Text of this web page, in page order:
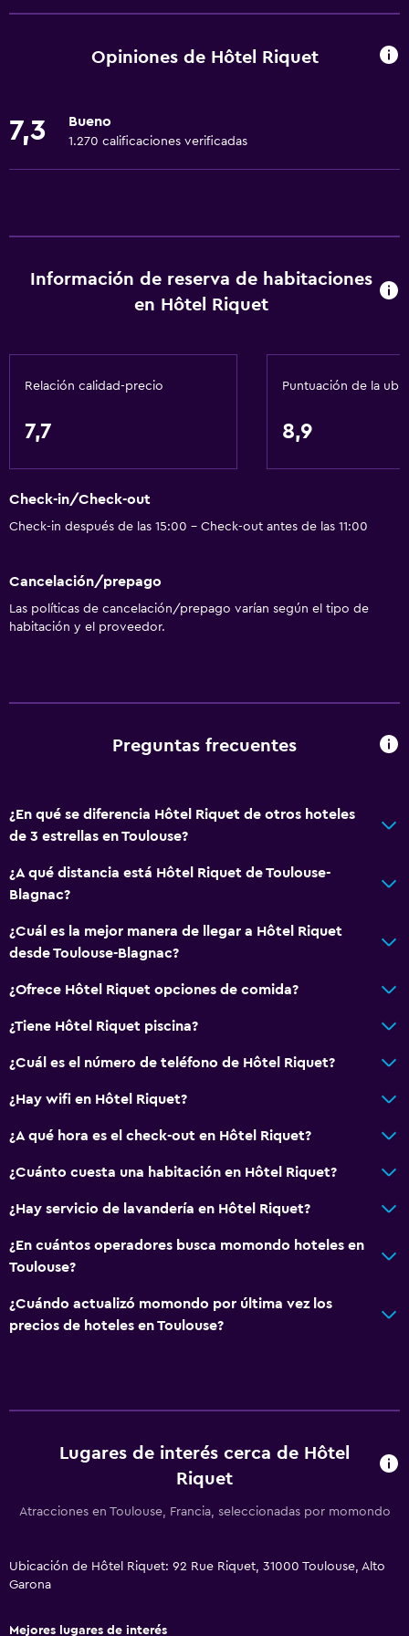
Wifi gratis
Extinguidor
Aire acondicionado
Toallas/ropa de cama (cargo adicional)
Servicios y facilidades
Instalaciones para reuniones
Servicio de habitaciones
Check-in/check-out privado
Recepción 24 horas
Ducha
Papel higiénico
Baño privado
Accesibilidad y adecuación
Ascensor
Ascensor disponible
Almohada hipoalergénica
General
Insonorización
Teléfono
Espacio de almacenamiento
Comedor
Desayuno en la habitación
TV
Habitación
Opiniones de Hôtel Riquet
7,3 Bueno
1.270 calificaciones verificadas
Información de reserva de habitaciones
en Hôtel Riquet
Relación calidad-precio
7,7
Puntuación de la
8,9
Check-in/Check-out
Check-in después de las 15:00 - Check-out antes de las 11:00
Cancelación/prepago
Las políticas de cancelación/prepago varían según el tipo de
habitación y el proveedor.
Preguntas frecuentes
¿En qué se diferencia Hôtel Riquet de otros hoteles
de 3 estrellas en Toulouse?
¿A qué distancia está Hôtel Riquet de Toulouse-
Blagnac?
¿Cuál es la mejor manera de llegar a Hôtel Riquet
desde Toulouse-Blagnac?
¿Ofrece Hôtel Riquet opciones de comida?
¿Tiene Hôtel Riquet piscina?
¿Cuál es el número de teléfono de Hôtel Riquet?
¿Hay wifi en Hôtel Riquet?
¿A qué hora es el check-out en Hôtel Riquet?
¿Cuánto cuesta una habitación en Hôtel Riquet?
¿Hay servicio de lavandería en Hôtel Riquet?
¿En cuántos operadores busca momondo hoteles en
Toulouse?
¿Cuándo actualizó momondo por última vez los
precios de hoteles en Toulouse?
Lugares de interés cerca de Hôtel
Riquet
Atracciones en Toulouse, Francia, seleccionadas por momondo
Ubicación de Hôtel Riquet: 92 Rue Riquet, 31000 Toulouse, Alto
Garona
Mejores lugares de interés